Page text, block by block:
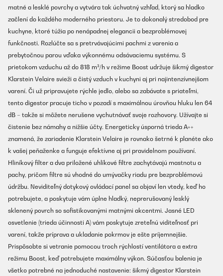
matné a lesklé povrchy a vytvára tak úchvatný vzhľad, ktorý sa hladko
začlení do každého moderného priestoru. Je to dokonalý stredobod pre
kuchyne, ktoré túžia po nenápadnej elegancii a bezproblémovej
funkčnosti. Rozlúčte sa s pretrvávajúcimi pachmi z varenia a
prebytočnou parou vďaka výkonnému odsávaciemu systému. S
prietokom vzduchu až do 818 m³/h v režime Boost udržuje šikmý digestor
Klarstein Velaire svieži a čistý vzduch v kuchyni aj pri najintenzívnejšom
varení. Či už pripravujete rýchle jedlo, alebo sa zabávate s priateľmi,
tento digestor pracuje ticho v pozadí s maximálnou úrovňou hluku len 64
dB – takže si môžete nerušene vychutnávať svoje rozhovory. Užívajte si
čistenie bez námahy a nižšie účty. Energeticky úsporná trieda A++
znamená, že zariadenie Klarstein Velaire je rovnako šetrné k planéte ako
k vašej peňaženke a funguje efektívne aj pri pravidelnom používaní.
Hliníkový filter a dva priložené uhlíkové filtre zachytávajú mastnotu a
pachy, pričom filtre sú vhodné do umývačky riadu pre bezproblémovú
údržbu. Neviditeľný dotykový ovládací panel sa objaví len vtedy, keď ho
potrebujete, a poskytuje vám úplne hladký, neprerušovaný lesklý
sklenený povrch so sofistikovanými matnými akcentmi. Jasné LED
osvetlenie (trieda účinnosti A) vám poskytuje zreteľnú viditeľnosť pri
varení, takže príprava a ukladanie pokrmov je ešte príjemnejšie.
Prispôsobte si vetranie pomocou troch rýchlostí ventilátora a extra
režimu Boost, keď potrebujete maximálny výkon. Súčasťou balenia je
všetko potrebné na jednoduché nastavenie: šikmý digestor Klarstein